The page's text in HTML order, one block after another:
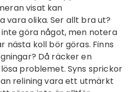
visat kan
vara olika. Ser allt bra ut?
göra något, men notera
nästa koll bör göras. Finns
Då räcker en
problemet. Syns sprickor
relining vara ett utmärkt